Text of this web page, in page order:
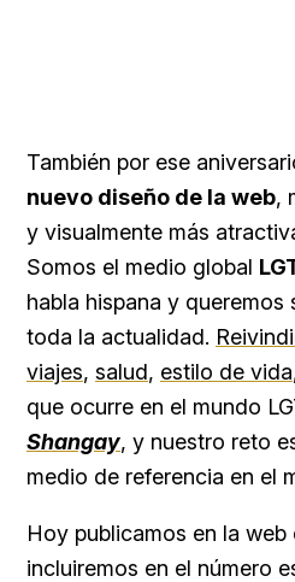
También por ese
nuevo diseño de la web,
y visualmente más
Somos el medio global
habla hispana y
toda la actualidad.
viajes, salud, estilo de vida
que ocurre en el mundo
Shangay, y nuestro reto
medio de referencia en el
Hoy publicamos en la
incluiremos en el número